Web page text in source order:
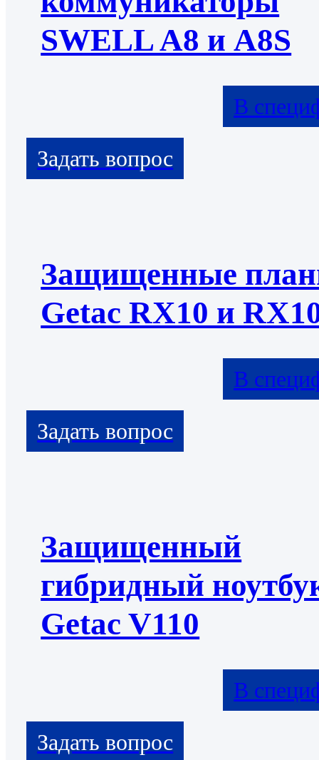
SWELL A8 и A8S
В
Защищенные
Getac RX10 и
В
Защищенный
гибридный
Getac V110
В